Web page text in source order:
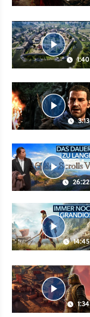
1:40
3:13
26:22
14:45
1:34